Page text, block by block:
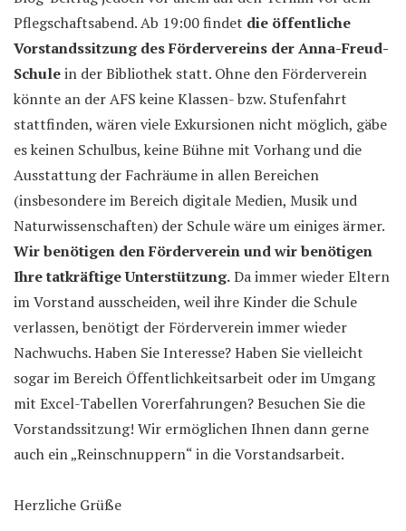
Pflegschaftsabend. Ab 19:00 findet die öffentliche
Vorstandssitzung des Fördervereins der Anna-Freud-
Schulein der Bibliothek statt. Ohne den Förderverein
könnte an der AFS keine Klassen- bzw. Stufenfahrt
stattfinden, wären viele Exkursionen nicht möglich, gäbe
es keinen Schulbus, keine Bühne mit Vorhang und die
Ausstattung der Fachräume in allen Bereichen
(insbesondere im Bereich digitale Medien, Musik und
Naturwissenschaften) der Schule wäre um einiges ärmer.
Wir benötigen den Förderverein und wir benötigen
Ihre tatkräftige Unterstützung.Da immer wieder Eltern
im Vorstand ausscheiden, weil ihre Kinder die Schule
verlassen, benötigt der Förderverein immer wieder
Nachwuchs. Haben Sie Interesse? Haben Sie vielleicht
sogar im Bereich Öffentlichkeitsarbeit oder im Umgang
mit Excel-Tabellen Vorerfahrungen? Besuchen Sie die
Vorstandssitzung! Wir ermöglichen Ihnen dann gerne
auch ein „Reinschnuppern“ in die Vorstandsarbeit.
Herzliche Grüße